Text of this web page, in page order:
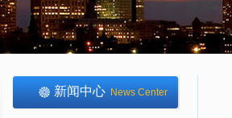
新闻中心 News Center